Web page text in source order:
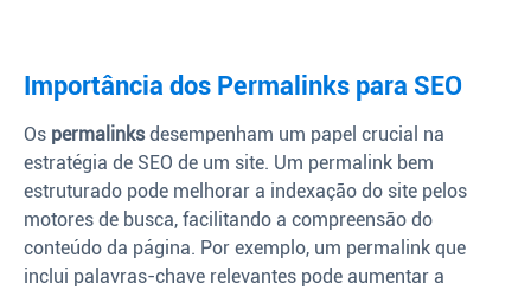
Importância dos Permalinks para SEO
Os permalinksdesempenham um papel crucial na
estratégia de SEO de um site. Um permalink bem
estruturado pode melhorar a indexação do site pelos
motores de busca, facilitando a compreensão do
conteúdo da página. Por exemplo, um permalink que
inclui palavras-chave relevantes pode aumentar a